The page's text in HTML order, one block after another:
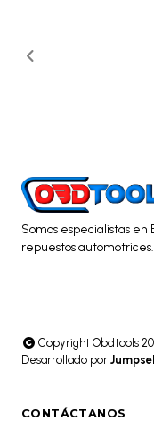
Somos especialistas
repuestos automotrices.
Copyright Obdtools
Desarrollado por
CONTÁCTANOS